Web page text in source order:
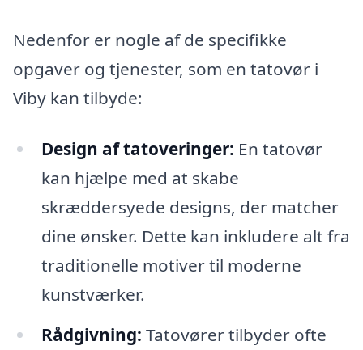
Nedenfor er nogle af de specifikke
opgaver og tjenester, som en tatovør i
Viby kan tilbyde:
Design af tatoveringer: En tatovør
kan hjælpe med at skabe
skræddersyede designs, der matcher
dine ønsker. Dette kan inkludere alt fra
traditionelle motiver til moderne
kunstværker.
Rådgivning: Tatovører tilbyder ofte